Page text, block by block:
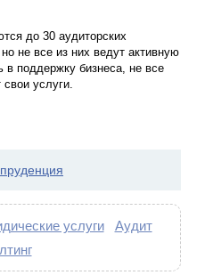
до 30 аудиторских
но не все из них ведут активную
в поддержку бизнеса, не все
услуги.
услуги
Аудит